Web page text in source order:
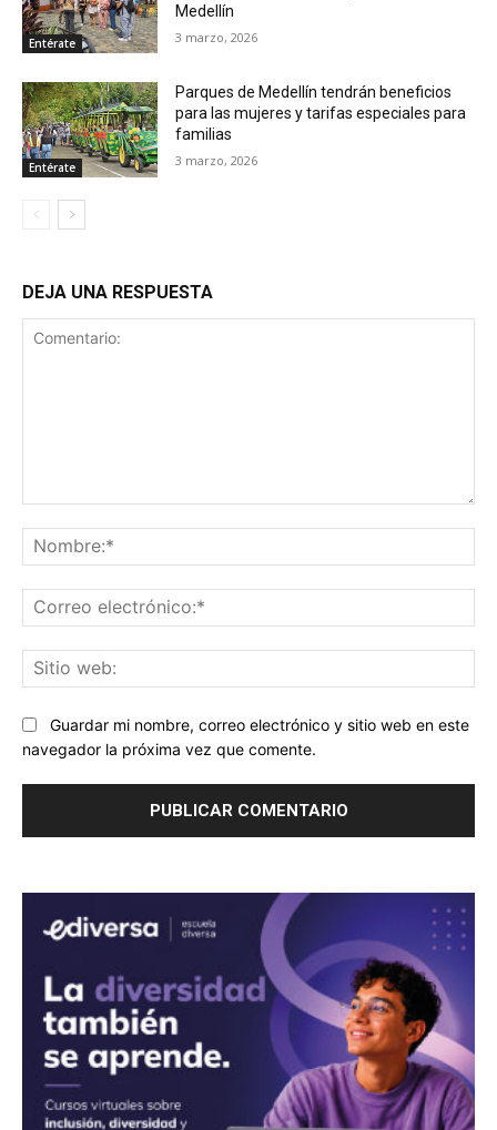
Entérate
Medellín
3 marzo, 2026
Entérate
Parques de Medellín tendrán beneficios
para las mujeres y tarifas especiales para
familias
3 marzo, 2026
DEJA UNA RESPUESTA
Guardar mi nombre, correo electrónico y sitio web en este
navegador la próxima vez que comente.